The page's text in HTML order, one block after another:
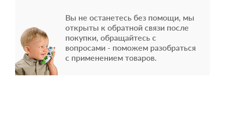
Вы не останетесь без помощи, мы
открыты к обратной связи после
покупки, обращайтесь с
вопросами - поможем разобраться
с применением товаров.